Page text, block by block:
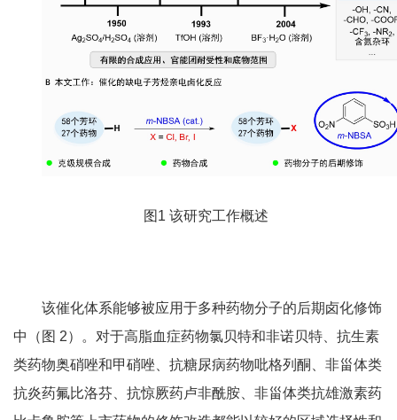
图 1 该研究工作概述
该催化体系能够被应用于多种药物分子的后期卤化修饰
中（图 2）。对于高脂血症药物氯贝特和非诺贝特、抗生素
类药物奥硝唑和甲硝唑、抗糖尿病药物吡格列酮、非甾体类
抗炎药氟比洛芬、抗惊厥药卢非酰胺、非甾体类抗雄激素药